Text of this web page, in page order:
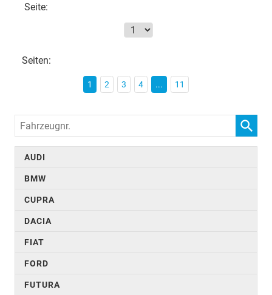
Seite:
Seiten:
1 2 3 4 ... 11
Fahrzeugnr.
AUDI
BMW
CUPRA
DACIA
FIAT
FORD
FUTURA